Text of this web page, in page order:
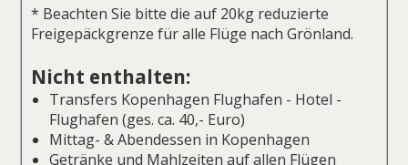
* Beachten Sie bitte die auf 20kg reduzierte
Freigepäckgrenze für alle Flüge nach Grönland.
Nicht enthalten:
Transfers Kopenhagen Flughafen - Hotel -
Flughafen (ges. ca. 40,- Euro)
Mittag- & Abendessen in Kopenhagen
Getränke und Mahlzeiten auf allen Flügen